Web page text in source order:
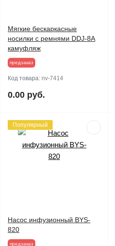
Мягкие бескаркасные
носилки с ремнями DDJ-8A
камуфляж
предзаказ
Код товара: nv-7414
0.00 руб.
Популярный
Насос инфузионный BYS-
820
предзаказ